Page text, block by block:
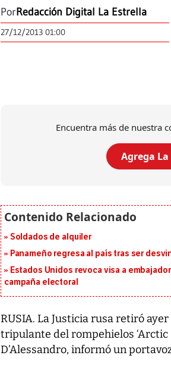
PorRedacción Digital La Estrella
27/12/2013 01:00
Encuentra más de nuestra
Agrega
Soldados de alquiler
Panameño regresa al país tras ser
Estados Unidos revoca visa a
campaña electoral
RUSIA. La Justicia rusa retiró
tripulante del rompehielos ‘Arctic
D’Alessandro, informó un